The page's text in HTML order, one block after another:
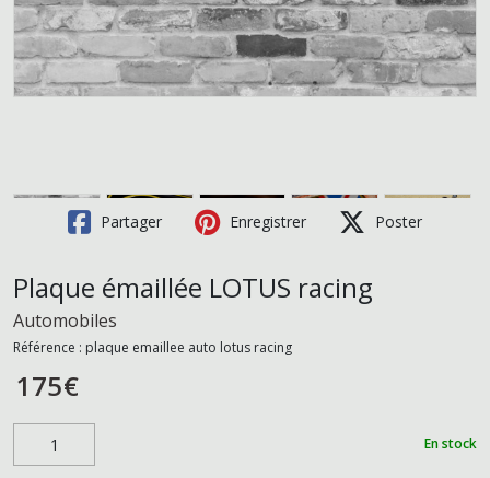
Partager Enregistrer Poster
Plaque émaillée LOTUS racing
Automobiles
Référence : plaque emaillee auto lotus racing
175€
En stock